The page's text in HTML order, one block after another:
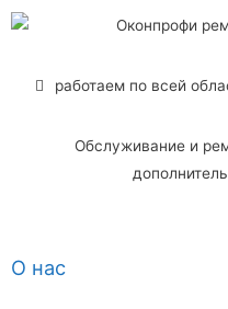
О нас
работаем по всей
Обслуживание и